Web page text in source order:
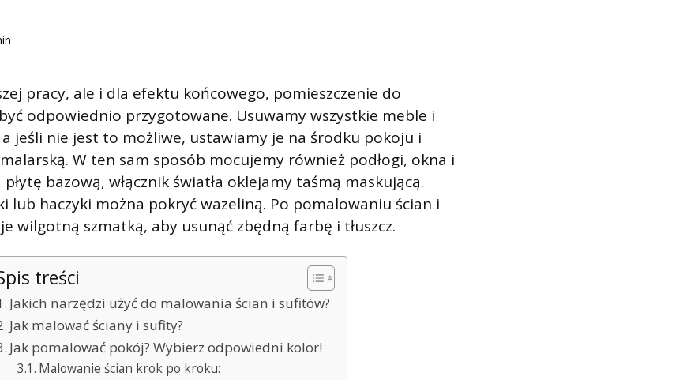
pracy, ale i dla efektu końcowego, pomieszczenie do
odpowiednio przygotowane. Usuwamy wszystkie meble i
jeśli nie jest to możliwe, ustawiamy je na środku pokoju i
W ten sam sposób mocujemy również podłogi, okna i
bazową, włącznik światła oklejamy taśmą maskującą.
lub haczyki można pokryć wazeliną. Po pomalowaniu ścian i
wilgotną szmatką, aby usunąć zbędną farbę i tłuszcz.
treści
Jakich narzędzi użyć do malowania ścian i sufitów?
Jak malować ściany i sufity?
Jak pomalować pokój? Wybierz odpowiedni kolor!
Malowanie ścian krok po kroku: